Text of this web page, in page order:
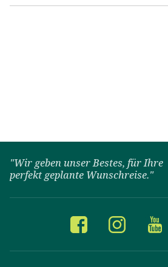
"Wir geben unser Bestes, für Ihre
perfekt geplante Wunschreise."